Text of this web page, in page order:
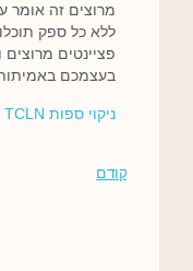
מרוצים זה אומר
ללא כל ספק
פציינטים
בעצמכם באמיתות
ניקוי ספות TCLN בפייסבוק
קודם